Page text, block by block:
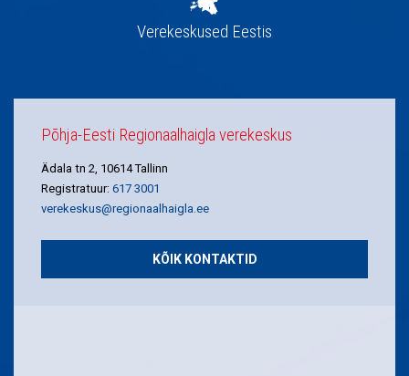
Verekeskused Eestis
Põhja-Eesti Regionaalhaigla verekeskus
Ädala tn 2, 10614 Tallinn
Registratuur: 617 3001
verekeskus@regionaalhaigla.ee
KÕIK KONTAKTID